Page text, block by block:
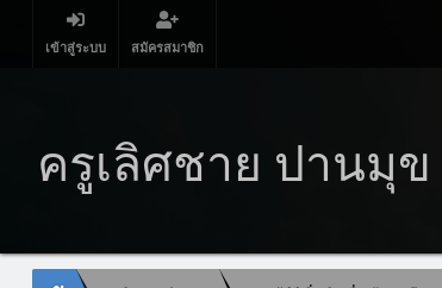
เข้าสู่ระบบ สมัครสมาชิก
ครูเลิศชาย ปานมุข